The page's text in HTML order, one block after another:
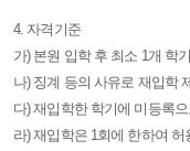
4. 자격기준
가) 본원 입학 후 최소 1개 학
나) 징계 등의 사유로 재입학
다) 재입학한 학기에 미등록
라) 재입학은 1회에 한하여 허